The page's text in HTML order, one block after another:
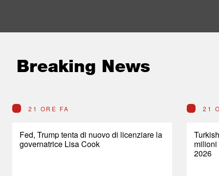
Breaking News
21 ORE FA
Fed, Trump tenta di nuovo di licenziare la
governatrice Lisa Cook
21
2026